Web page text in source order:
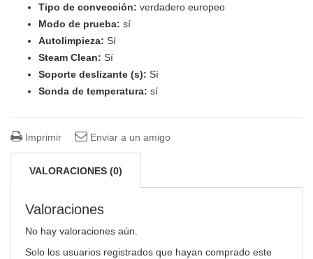
Tipo de convección: verdadero europeo
Modo de prueba: sí
Autolimpieza: Sí
Steam Clean: Sí
Soporte deslizante (s): Sí
Sonda de temperatura: sí
Imprimir Enviar a un amigo
VALORACIONES (0)
Valoraciones
No hay valoraciones aún.
Solo los usuarios registrados que hayan comprado este